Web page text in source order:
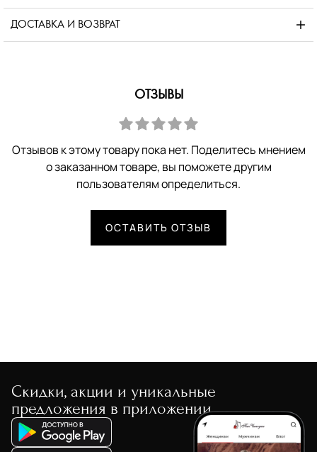
ДОСТАВКА И ВОЗВРАТ
ОТЗЫВЫ
Отзывов к этому товару пока нет. Поделитесь мнением
о заказанном товаре, вы поможете другим
пользователям определиться.
ОСТАВИТЬ ОТЗЫВ
Скидки, акции и уникальные
предложения в приложении